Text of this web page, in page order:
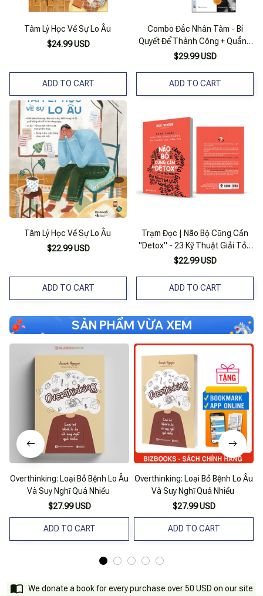
Tâm Lý Học Về Sự Lo Âu
$24.99 USD
ADD TO CART
Combo Đắc Nhân Tâm - Bí
Quyết Để Thành Công + Quẳng
Gánh Lo Và Vui Sống (bộ 2
$29.99 USD
ADD TO CART
Tâm Lý Học Về Sự Lo Âu
$22.99 USD
ADD TO CART
Trạm Đọc | Não Bộ Cũng Cần
"Detox" - 23 Kỹ Thuật Giải Tỏa
Căng Thẳng Và Thanh Lọc
$22.99 USD
ADD TO CART
SẢN PHẨM VỪA XEM
Overthinking: Loại Bỏ Bệnh Lo Âu
Và Suy Nghĩ Quá Nhiều
$27.99 USD
ADD TO CART
Overthinking: Loại Bỏ Bệnh Lo Âu
Và Suy Nghĩ Quá Nhiều
$27.99 USD
ADD TO CART
We donate a book for every purchase over 50 USD on our site